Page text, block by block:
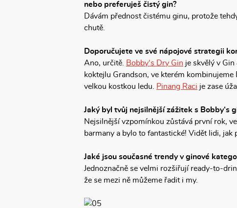
nebo preferuješ čistý gin?
Dávám přednost čistému ginu, protože
chutě.
Doporučujete ve své nápojové strategii
Ano, určitě.
Bobby‘s Dry Gin je skvělý v
koktejlu Grandson, ve kterém
velkou kostkou ledu.
Pinang Raci je zase
Jaký byl tvůj nejsilnější zážitek s Bobby‘s
Nejsilnější vzpomínkou zůstává první rok,
barmany a bylo to fantastické! Vidět lidi,
Jaké jsou současné trendy v ginové
Jednoznačně se velmi rozšiřují ready-to-
že se mezi ně můžeme řadit i my.